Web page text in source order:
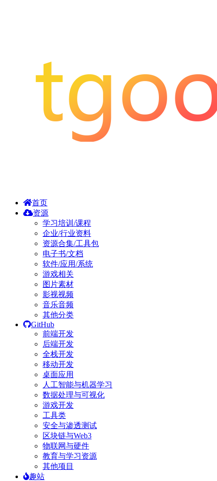
首页
资源
学习培训/课程
企业/行业资料
资源合集/工具包
电子书/文档
软件/应用/系统
游戏相关
图片素材
影视视频
音乐音频
其他分类
GitHub
前端开发
后端开发
全栈开发
移动开发
桌面应用
人工智能与机器学习
数据处理与可视化
游戏开发
工具类
安全与渗透测试
区块链与Web3
物联网与硬件
教育与学习资源
其他项目
趣站